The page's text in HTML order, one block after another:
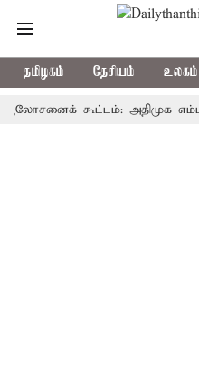
தமிழகம் தேசியம் உலகம்
கூட்டம்: அதிமுக எம்பிக்கள்